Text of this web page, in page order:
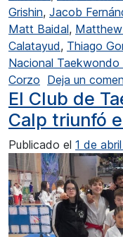
Grishin, Jacob
Matt Baidal,
Calatayud, Thiago
Nacional Taekwondo
Corzo Deja un
El Club de
Calp triunfó
Publicado el 1 de